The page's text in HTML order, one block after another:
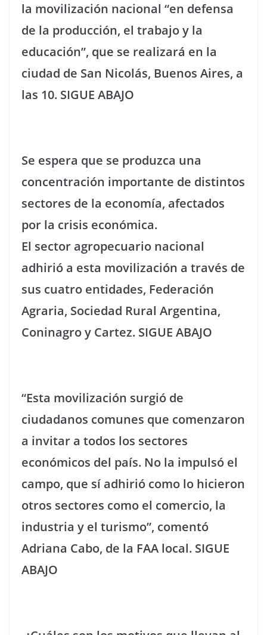
la movilización nacional “en defensa
de la producción, el trabajo y la
educación”, que se realizará en la
ciudad de San Nicolás, Buenos Aires, a
las 10. SIGUE ABAJO
Se espera que se produzca una
concentración importante de distintos
sectores de la economía, afectados
por la crisis económica.
El sector agropecuario nacional
adhirió a esta movilización a través de
sus cuatro entidades, Federación
Agraria, Sociedad Rural Argentina,
Coninagro y Cartez. SIGUE ABAJO
“Esta movilización surgió de
ciudadanos comunes que comenzaron
a invitar a todos los sectores
económicos del país. No la impulsó el
campo, que sí adhirió como lo hicieron
otros sectores como el comercio, la
industria y el turismo”, comentó
Adriana Cabo, de la FAA local. SIGUE
ABAJO